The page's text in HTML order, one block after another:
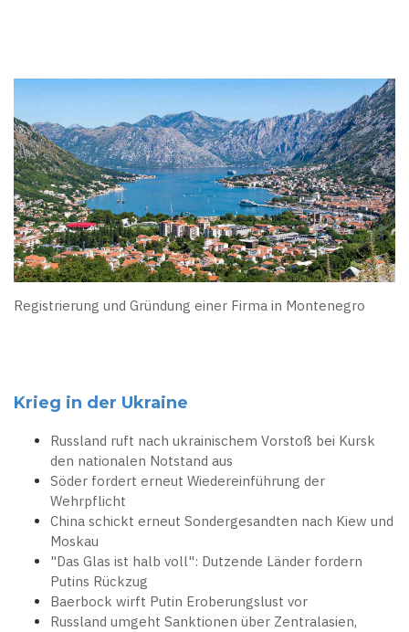
Registrierung und Gründung einer Firma in Montenegro
Krieg in der Ukraine
Russland ruft nach ukrainischem Vorstoß bei Kursk
den nationalen Notstand aus
Söder fordert erneut Wiedereinführung der
Wehrpflicht
China schickt erneut Sondergesandten nach Kiew und
Moskau
"Das Glas ist halb voll": Dutzende Länder fordern
Putins Rückzug
Baerbock wirft Putin Eroberungslust vor
Russland umgeht Sanktionen über Zentralasien,